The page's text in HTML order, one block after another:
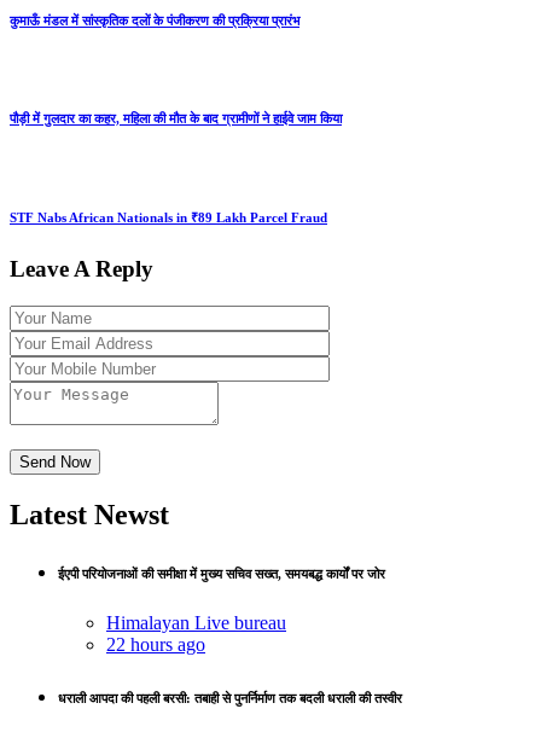
कुमाऊँ मंडल में सांस्कृतिक दलों के पंजीकरण की प्रक्रिया प्रारंभ
पौड़ी में गुलदार का कहर, महिला की मौत के बाद ग्रामीणों ने हाईवे जाम किया
STF Nabs African Nationals in ₹89 Lakh Parcel Fraud
Leave A Reply
Latest Newst
ईएपी परियोजनाओं की समीक्षा में मुख्य सचिव सख्त, समयबद्ध कार्यों पर जोर
Himalayan Live bureau
22 hours ago
धराली आपदा की पहली बरसी: तबाही से पुनर्निर्माण तक बदली धराली की तस्वीर